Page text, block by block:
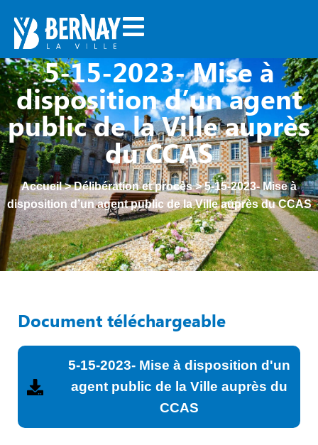
5-15-2023- Mise à
disposition d’un agent
public de la Ville auprès
du CCAS
Accueil>Délibération et procès>5-15-2023- Mise à
disposition d’un agent public de la Ville auprès du CCAS
Document téléchargeable
5-15-2023- Mise à disposition d'un
agent public de la Ville auprès du
CCAS